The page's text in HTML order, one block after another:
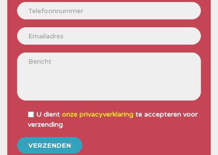
U dient onze privacyverklaring te accepteren voor
verzending